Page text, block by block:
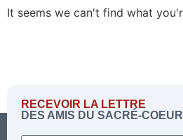
It seems we can't find what
RECEVOIR LA LETTRE
DES AMIS DU SACRÉ-COEUR